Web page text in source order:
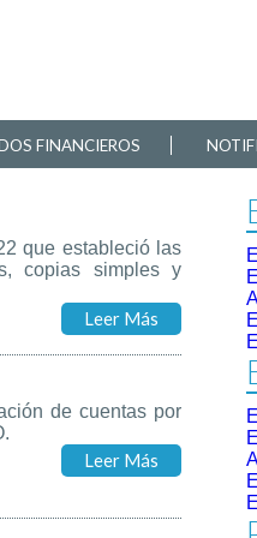
FINANCIEROS
que estableció las
copias simples y
Leer Más
de cuentas por
Leer Más